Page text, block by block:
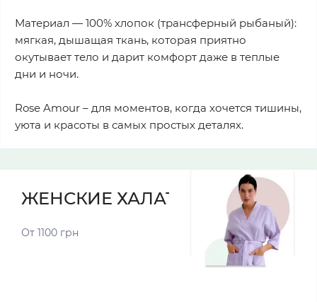
Материал — 100% хлопок (трансферный рыбаный):
мягкая, дышащая ткань, которая приятно
окутывает тело и дарит комфорт даже в теплые
дни и ночи.
Rose Amour – для моментов, когда хочется тишины,
уюта и красоты в самых простых деталях.
ЖЕНСКИЕ ХАЛАТЫ
От 1100 грн